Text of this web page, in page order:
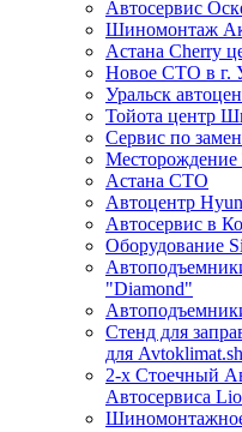
Автосервис
Шиномонтаж
Астана Cherry
Новое СТО в г.
Уральск
Тойота центр
Сервис по
Месторождение
Астана СТО
Автоцентр
Автосервис в
Оборудование
"Diamond"
Стенд для
для
2-х Стоечный
Автосервиса